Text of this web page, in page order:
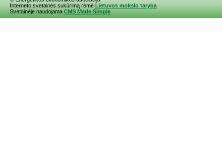
Interneto svetainės sukūrimą rėmė Lietuvos mokslo taryba
Svetainėje naudojama CMS Made Simple